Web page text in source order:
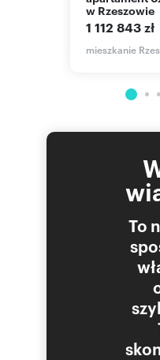
w Rzeszowie
1 112 843 zł
mieszkanie
To